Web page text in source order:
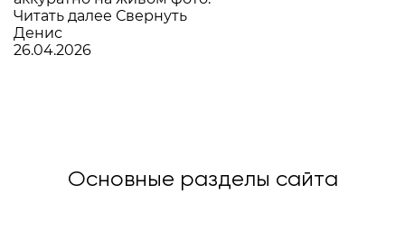
Читать далее Свернуть
Денис
26.04.2026
Основные разделы сайта